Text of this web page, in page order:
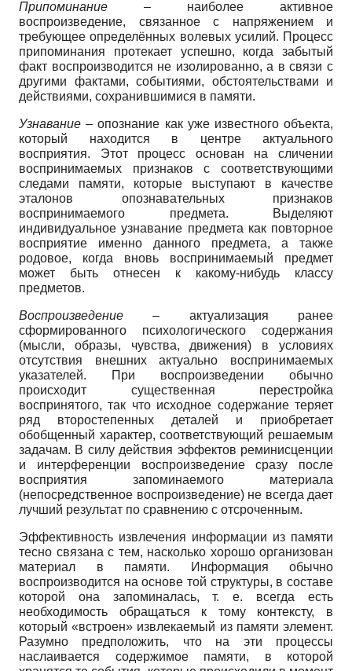
Припоминание – наиболее активное
воспроизведение, связанное с напряжением и
требующее определённых волевых усилий. Процесс
припоминания протекает успешно, когда забытый
факт воспроизводится не изолированно, а в связи с
другими фактами, событиями, обстоятельствами и
действиями, сохранившимися в памяти.
Узнавание – опознание как уже известного объекта,
который находится в центре актуального
восприятия. Этот процесс основан на сличении
воспринимаемых признаков с соответствующими
следами памяти, которые выступают в качестве
эталонов опознавательных признаков
воспринимаемого предмета. Выделяют
индивидуальное узнавание предмета как повторное
восприятие именно данного предмета, а также
родовое, когда вновь воспринимаемый предмет
может быть отнесен к какому-нибудь классу
предметов.
Воспроизведение – актуализация ранее
сформированного психологического содержания
(мысли, образы, чувства, движения) в условиях
отсутствия внешних актуально воспринимаемых
указателей. При воспроизведении обычно
происходит существенная перестройка
воспринятого, так что исходное содержание теряет
ряд второстепенных деталей и приобретает
обобщенный характер, соответствующий решаемым
задачам. В силу действия эффектов реминисценции
и интерференции воспроизведение сразу после
восприятия запоминаемого материала
(непосредственное воспроизведение) не вceгдa дает
лучший результат по сравнению с отсроченным.
Эффективность извлечения информации из памяти
тесно связана с тем, насколько хорошо организован
материал в памяти. Информация обычно
воспроизводится на основе той структуры, в составе
которой она запоминалась, т. е. всегда есть
необходимость обращаться к тому контексту, в
который «встроен» извлекаемый из памяти элемент.
Разумно предположить, что на эти процессы
наслаивается содержимое памяти, в которой